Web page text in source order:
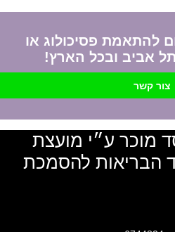
להתאמת פסיכולוג או
אביב ובכל הארץ!
צור קשר
מוכר ע״י מועצת
הבריאות להסמכת